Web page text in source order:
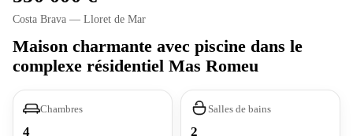
Costa Brava — Lloret de Mar
Maison charmante avec piscine dans le
complexe résidentiel Mas Romeu
Chambres
4
Salles de bains
2